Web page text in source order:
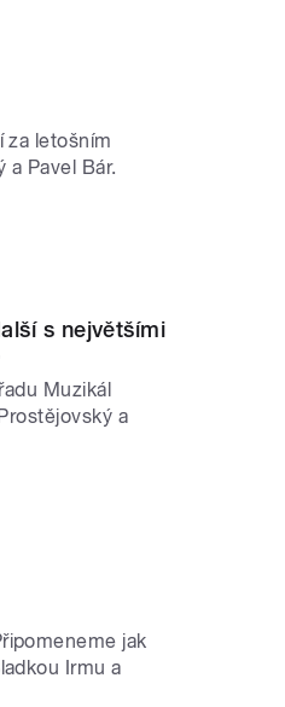
za letošním
a Pavel Bár.
s největšími
Muzikál
a
jak
Irmu a